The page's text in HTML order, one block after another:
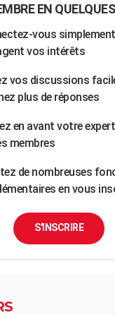
EN
vous
vos intérêts
vos discussions
plus de réponses
en avant votre
membres
de nombreuses
en vous
S'INSCRIRE